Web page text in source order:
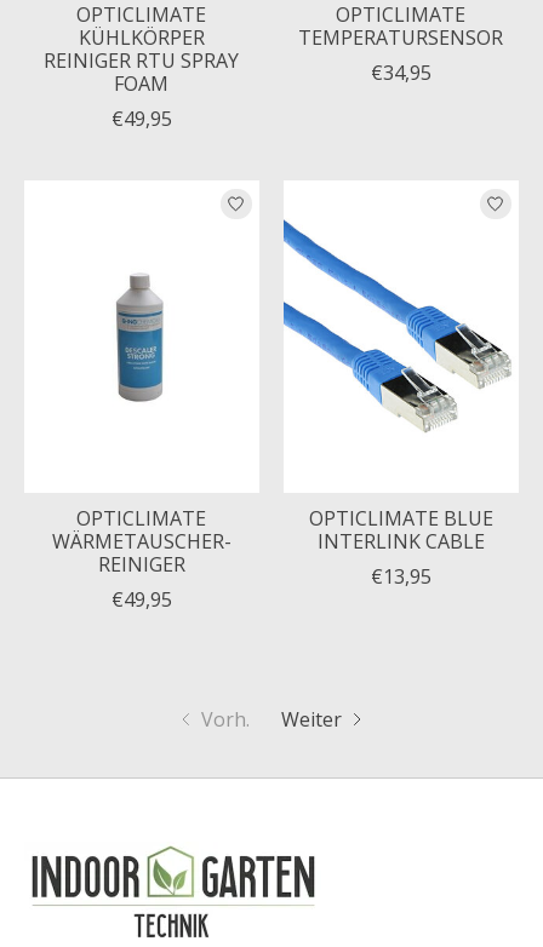
OPTICLIMATE
KÜHLKÖRPER
REINIGER RTU SPRAY
FOAM
€49,95
OPTICLIMATE
TEMPERATURSENSOR
€34,95
OPTICLIMATE
WÄRMETAUSCHER-
REINIGER
€49,95
OPTICLIMATE BLUE
INTERLINK CABLE
€13,95
Vorh. Weiter